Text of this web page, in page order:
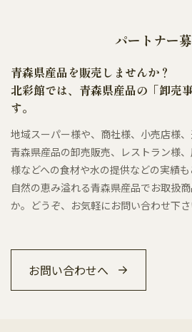
パートナー
青森県産品を販売しませんか？
北彩館では、青森県産品の「卸売
す。
地域スーパー様や、商社様、小売店様
青森県産品の卸売販売、レストラン様
様などへの食材や水の提供などの実績
自然の恵み溢れる青森県産品でお取扱
か。どうぞ、お気軽にお問い合わせ下さ
お問い合わせへ